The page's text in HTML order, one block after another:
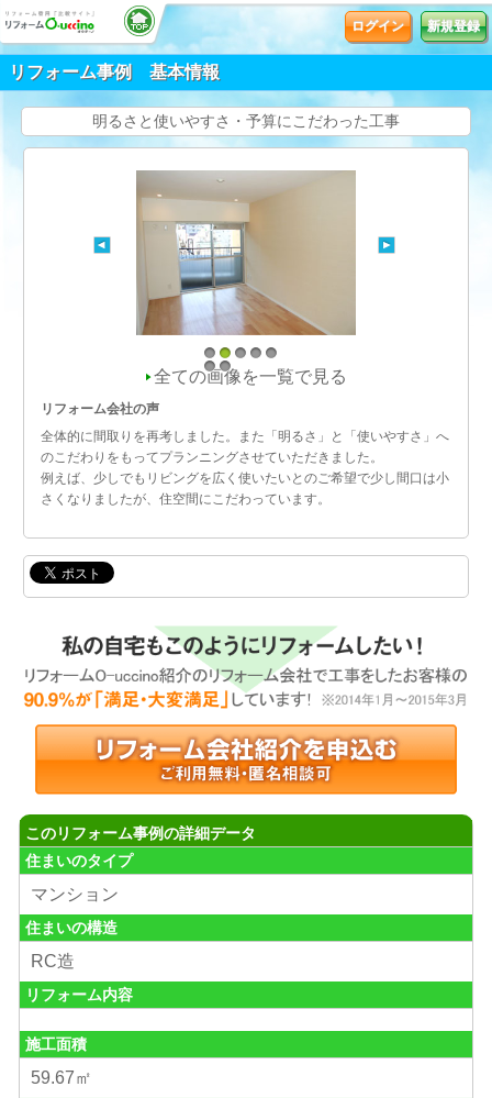
ログイン 新規登録
リフォーム事例 基本情報
明るさと使いやすさ・予算にこだわった工事
1 2 3 4
6 7
全ての画像を一覧で見る
リフォーム会社の声
全体的に間取りを再考しました。また「明るさ」と「使いやすさ」へ
のこだわりをもってプランニングさせていただきました。
例えば、少しでもリビングを広く使いたいとのご希望で少し間口は小
さくなりましたが、住空間にこだわっています。
このリフォーム事例の詳細データ
住まいのタイプ
マンション
住まいの構造
RC造
リフォーム内容
施工面積
59.67㎡